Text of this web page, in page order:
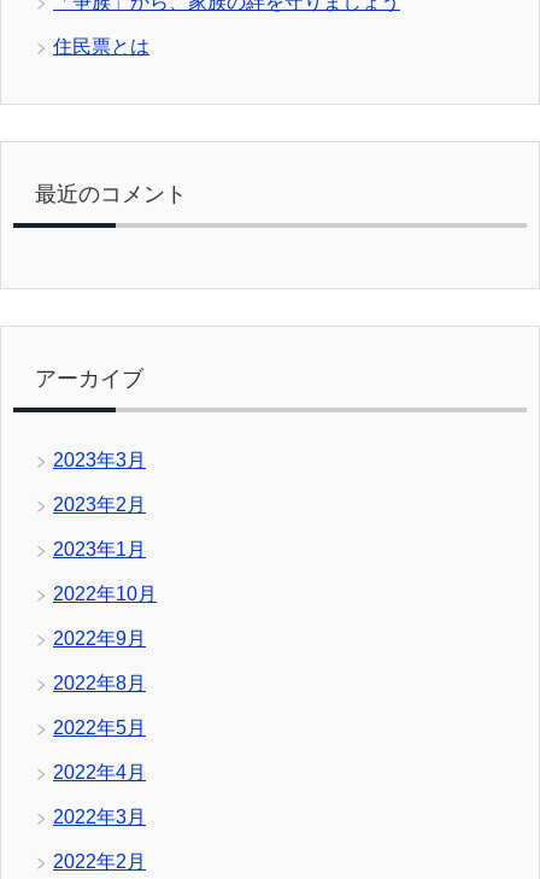
住民票とは
最近のコメント
アーカイブ
2023年3月
2023年2月
2023年1月
2022年10月
2022年9月
2022年8月
2022年5月
2022年4月
2022年3月
2022年2月